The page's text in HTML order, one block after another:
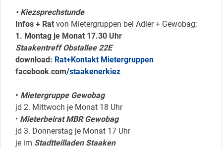
• Kiezsprechstunde
Infos + Rat von Mietergruppen bei Adler + Gewobag:
1. Montag je Monat 17.30 Uhr
Staakentreff Obstallee 22E
download: Rat+Kontakt Mietergruppen
facebook.com/staakenerkiez
• Mietergruppe Gewobag
jd 2. Mittwoch je Monat 18 Uhr
• Mieterbeirat MBR Gewobag
jd 3. Donnerstag je Monat 17 Uhr
je im Stadtteilladen Staaken